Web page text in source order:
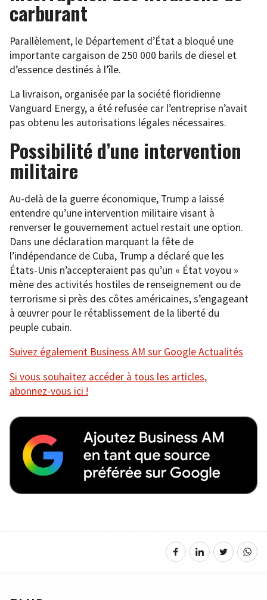
carburant
Parallèlement, le Département d’État a bloqué une
importante cargaison de 250 000 barils de diesel et
d’essence destinés à l’île.
La livraison, organisée par la société floridienne
Vanguard Energy, a été refusée car l’entreprise n’avait
pas obtenu les autorisations légales nécessaires.
Possibilité d’une intervention
militaire
Au-delà de la guerre économique, Trump a laissé
entendre qu’une intervention militaire visant à
renverser le gouvernement actuel restait une option.
Dans une déclaration marquant la fête de
l’indépendance de Cuba, Trump a déclaré que les
États-Unis n’accepteraient pas qu’un « État voyou »
mène des activités hostiles de renseignement ou de
terrorisme si près des côtes américaines, s’engageant
à œuvrer pour le rétablissement de la liberté du
peuple cubain.
Suivez également Business AM sur Google Actualités
Si vous souhaitez accéder à tous les articles,
abonnez-vous ici !